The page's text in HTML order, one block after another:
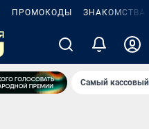
ПРОМОКОДЫ ЗНАКОМСТВА
Самый